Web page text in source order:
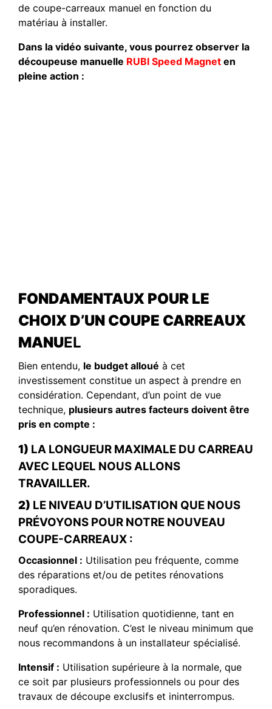
de coupe-carreaux manuel en fonction du
matériau à installer.
Dans la vidéo suivante, vous pourrez observer la
découpeuse manuelle RUBI Speed Magnet en
pleine action :
FONDAMENTAUX POUR LE
CHOIX D’UN COUPE CARREAUX
MANUEL
Bien entendu, le budget alloué à cet
investissement constitue un aspect à prendre en
considération. Cependant, d’un point de vue
technique, plusieurs autres facteurs doivent être
pris en compte :
1) LA LONGUEUR MAXIMALE DU CARREAU
AVEC LEQUEL NOUS ALLONS
TRAVAILLER.
2) LE NIVEAU D’UTILISATION QUE NOUS
PRÉVOYONS POUR NOTRE NOUVEAU
COUPE-CARREAUX :
Occasionnel : Utilisation peu fréquente, comme
des réparations et/ou de petites rénovations
sporadiques.
Professionnel : Utilisation quotidienne, tant en
neuf qu’en rénovation. C’est le niveau minimum que
nous recommandons à un installateur spécialisé.
Intensif : Utilisation supérieure à la normale, que
ce soit par plusieurs professionnels ou pour des
travaux de découpe exclusifs et ininterrompus.